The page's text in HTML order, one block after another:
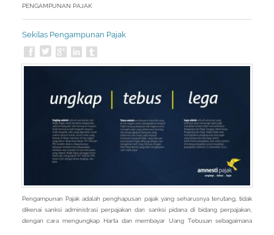
PENGAMPUNAN PAJAK
Sekilas Pengampunan Pajak
Pengampunan Pajak adalah penghapusan pajak yang seharusnya terutang, tidak
dikenai sanksi administrasi perpajakan dan sanksi pidana di bidang perpajakan,
dengan cara mengungkap Harta dan membayar Uang Tebusan sebagaimana